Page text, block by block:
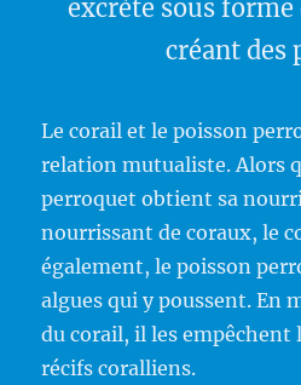
excrète sous forme
créant des
Le corail et le poisson
relation mutualiste. Alors
perroquet obtient sa
nourrissant de coraux, le
également, le poisson
algues qui y poussent. En
du corail, il les empêchent
récifs coralliens.